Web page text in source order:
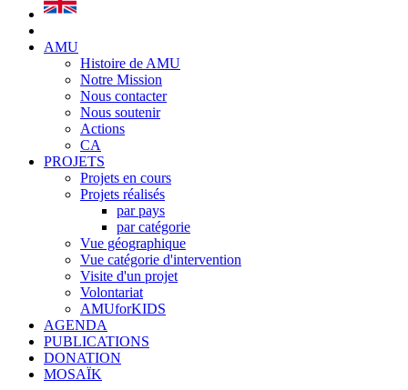
AMU
Histoire de AMU
Notre Mission
Nous contacter
Nous soutenir
Actions
CA
PROJETS
Projets en cours
Projets réalisés
par pays
par catégorie
Vue géographique
Vue catégorie d'intervention
Visite d'un projet
Volontariat
AMUforKIDS
AGENDA
PUBLICATIONS
DONATION
MOSAÏK